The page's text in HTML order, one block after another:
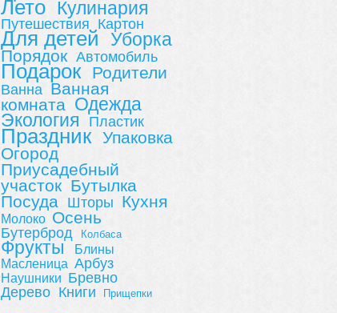
Лето Кулинария
Путешествия Картон
Для детей Уборка
Порядок Автомобиль
Подарок Родители
Ванна Ванная
комната
Одежда
Экология Пластик
Праздник
Упаковка
Огород
Приусадебный
участок Бутылка
Посуда
Шторы Кухня
Молоко Осень
Бутерброд Колбаса
Фрукты
Блины
Масленица Арбуз
Наушники Бревно
Дерево Книги Прищепки